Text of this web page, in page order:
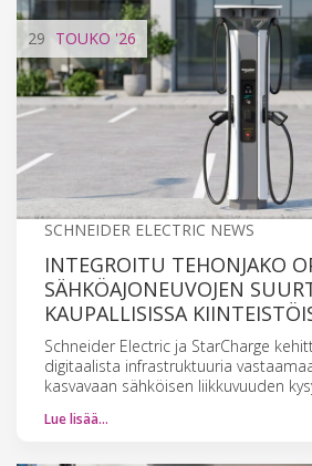
29 TOUKO '26
SCHNEIDER ELECTRIC NEWS
INTEGROITU TEHONJAKO
SÄHKÖAJONEUVOJEN
KAUPALLISISSA
Schneider Electric ja StarCharge
digitaalista infrastruktuuria
kasvavaan sähköisen liikkuvuuden
Lue lisää…